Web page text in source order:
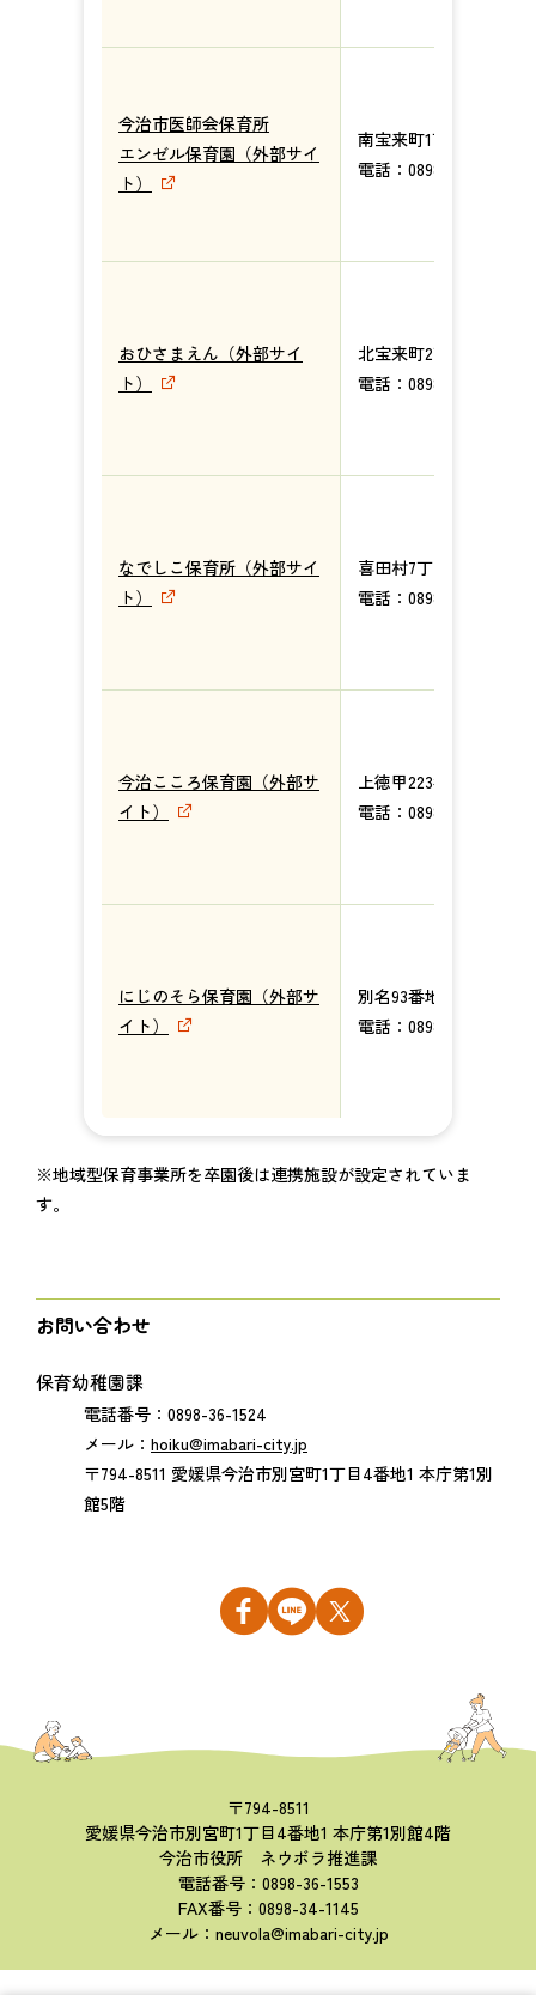
今治市医師会保育所
エンゼル保育園（外部サイ
ト）
南宝来町1丁目4番地11
電話：0898-25-6062
おひさまえん（外部サイ
ト）
北宝来町2丁目3番6号
電話：0898-23-0050
なでしこ保育所（外部サイ
ト）
喜田村7丁目2番30号
電話：0898-47-6050
今治こころ保育園（外部サ
イト）
上徳甲223番地11
電話：0898-52-8966
にじのそら保育園（外部サ
イト）
別名93番地18
電話：0898-52-9477
※地域型保育事業所を卒園後は連携施設が設定されていま
す。
お問い合わせ
保育幼稚園課
電話番号：0898-36-1524
メール： hoiku@imabari-city.jp
〒794-8511 愛媛県今治市別宮町1丁目4番地1 本庁第1別
館5階
〒794-8511
愛媛県今治市別宮町1丁目4番地1 本庁第1別館4階
今治市役所 ネウボラ推進課
電話番号：0898-36-1553
FAX番号：0898-34-1145
メール：neuvola@imabari-city.jp